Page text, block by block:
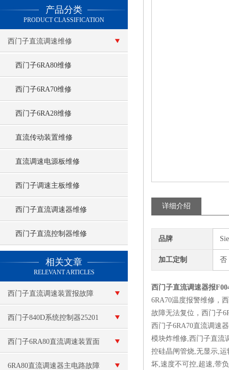
产品分类
PRODUCT CLASSIFICATION
西门子直流调速维修
西门子6RA80维修
西门子6RA70维修
西门子6RA28维修
直流传动装置维修
直流调速电源板维修
西门子调速主板维修
西门子直流调速器维修
西门子直流控制器维修
相关文章
RELEVANT ARTICLES
西门子直流调速装置报故障
西门子840D系统控制器25201
维修故障测试维修
西门子6RA80直流调速装置面
板无显示维修
6RA80直流调速器主电路故障
详细介绍
品牌
加工定制 否
西门子直流调速器报
6RA70温度报警维修，
故障无法复位，西门子
西门子6RA70直流调速
模块炸维修,西门子直流
控硅晶闸管烧,无显示,
坏,速度不可控,超速,带